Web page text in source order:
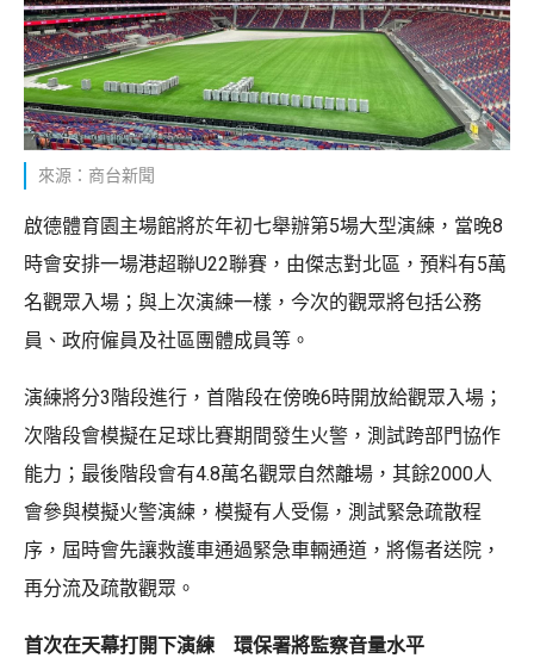
來源：商台新聞
啟德體育園主場館將於年初七舉辦第5場大型演練，當晚8
時會安排一場港超聯U22聯賽，由傑志對北區，預料有5萬
名觀眾入場；與上次演練一樣，今次的觀眾將包括公務
員、政府僱員及社區團體成員等。
演練將分3階段進行，首階段在傍晚6時開放給觀眾入場；
次階段會模擬在足球比賽期間發生火警，測試跨部門協作
能力；最後階段會有4.8萬名觀眾自然離場，其餘2000人
會參與模擬火警演練，模擬有人受傷，測試緊急疏散程
序，屆時會先讓救護車通過緊急車輛通道，將傷者送院，
再分流及疏散觀眾。
首次在天幕打開下演練 環保署將監察音量水平